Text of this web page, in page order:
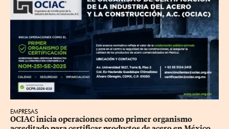
EMPRESAS
OCIAC inicia operaciones como primer organismo